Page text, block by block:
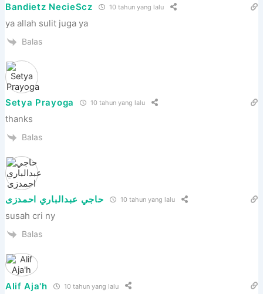
Bandietz NecieScz 10 tahun yang lalu
ya allah sulit juga ya
Balas
Setya Prayoga 10 tahun yang lalu
thanks
Balas
حاجي عبدالباري احمدزى 10 tahun yang lalu
susah cri ny
Balas
Alif Aja'h 10 tahun yang lalu